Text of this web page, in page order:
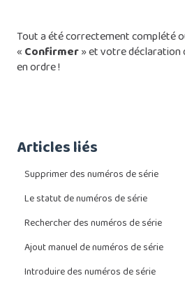
Tout a été correctement complété
« Confirmer» et votre déclaration
en ordre !
Articles liés
Supprimer des numéros de série
Le statut de numéros de série
Rechercher des numéros de série
Ajout manuel de numéros de série
Introduire des numéros de série